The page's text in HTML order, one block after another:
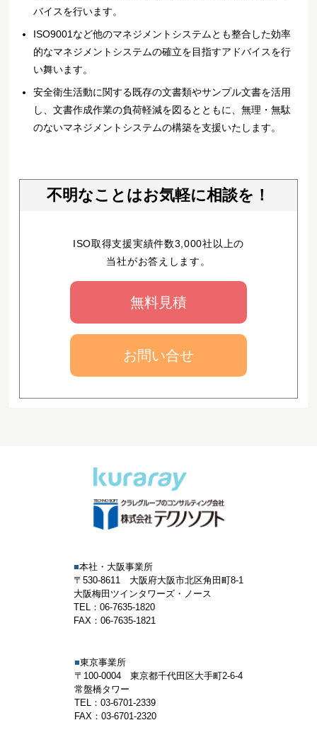
バイスを行います。
ISO9001など他のマネジメントシステムとも整合した効率
的なマネジメントシステムの確立を目指すアドバイスを行
い舞います。
安全衛生活動に関する既存の文書類やサンプル文書を活用
し、文書作成作業の負荷軽減を図るとともに、無理・無駄
のないマネジメントシステムの構築を支援いたします。
不明なことはお気軽に相談を！
ISO取得支援実績件数3,000社以上の
当社がお答えします。
無料見積
お問い合せ
■本社・大阪事業所
〒530-8611 大阪府大阪市北区角田町8-1
大阪梅田ツインタワーズ・ノース
TEL：06-7635-1820
FAX：06-7635-1821
■東京事業所
〒100-0004 東京都千代田区大手町2-6-4
常盤橋タワー
TEL：03-6701-2339
FAX：03-6701-2320